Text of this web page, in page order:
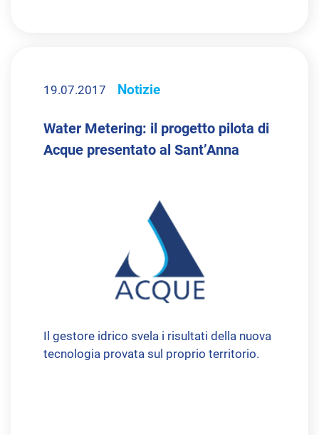
19.07.2017 Notizie
Water Metering: il progetto pilota di
Acque presentato al Sant’Anna
Il gestore idrico svela i risultati della nuova
tecnologia provata sul proprio territorio.